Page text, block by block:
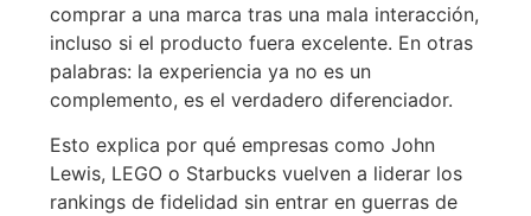
comprar a una marca tras una mala interacción,
incluso si el producto fuera excelente. En otras
palabras: la experiencia ya no es un
complemento, es el verdadero diferenciador.
Esto explica por qué empresas como John
Lewis, LEGO o Starbucks vuelven a liderar los
rankings de fidelidad sin entrar en guerras de